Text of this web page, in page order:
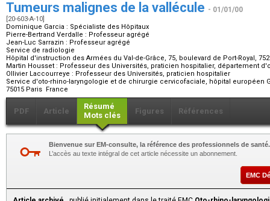
Tumeurs malignes de la vallécule - 01/01/00
[20-603-A-10]
Dominique Garcia : Spécialiste des Hôpitaux
Pierre-Bertrand Verdalle : Professeur agrégé
Jean-Luc Sarrazin : Professeur agrégé
Service de radiologie
Hôpital d'instruction des Armées du Val-de-Grâce, 75, boulevard de Port-Royal,
Martin Housset : Professeur des Universités, praticien hospitalier, département
Ollivier Laccourreye : Professeur des Universités, praticien hospitalier
Service d'oto-rhino-laryngologie et de chirurgie cervicofaciale, hôpital européen
75015 Paris France
PDF Article
Résumé
Mots clés
Figures Références
Bienvenue sur EM-consulte, la référence des professionnels de santé.
L’accès au texte intégral de cet article nécessite un abonnement.
EMC